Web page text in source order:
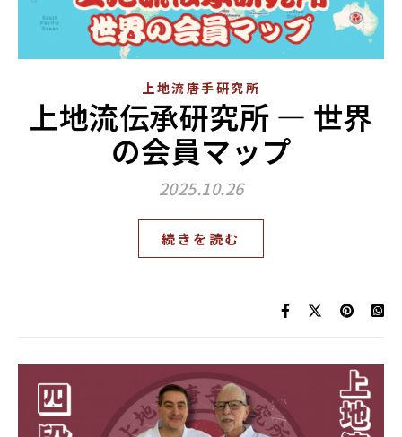
上地流唐手研究所
上地流伝承研究所 — 世界
の会員マップ
2025.10.26
続きを読む